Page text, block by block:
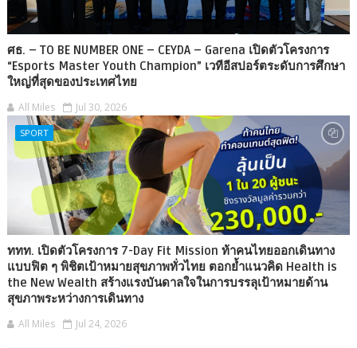
ศธ. – TO BE NUMBER ONE – CEYDA – Garena เปิดตัวโครงการ
“Esports Master Youth Champion” เวทีอีสปอร์ตระดับการศึกษา
ใหญ่ที่สุดของประเทศไทย
All Miles Jul 30, 2026
SPORT
ททท. เปิดตัวโครงการ 7-Day Fit Mission ท้าคนไทยออกเดินทาง
แบบฟิต ๆ พิชิตเป้าหมายสุขภาพทั่วไทย ตอกย้ำแนวคิด Health is
the New Wealth สร้างแรงบันดาลใจในการบรรลุเป้าหมายด้าน
สุขภาพระหว่างการเดินทาง
All Miles Jul 24, 2026